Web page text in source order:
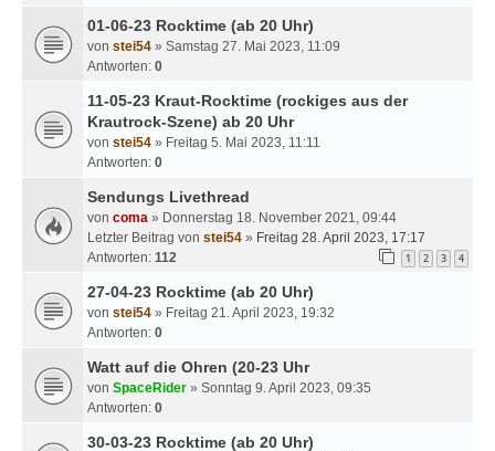
01-06-23 Rocktime (ab 20 Uhr)
von stei54 » Samstag 27. Mai 2023, 11:09
Antworten: 0
11-05-23 Kraut-Rocktime (rockiges aus der
Krautrock-Szene) ab 20 Uhr
von stei54 » Freitag 5. Mai 2023, 11:11
Antworten: 0
Sendungs Livethread
von coma » Donnerstag 18. November 2021, 09:44
Letzter Beitrag von stei54 » Freitag 28. April 2023, 17:17
Antworten: 112 1 2 3 4
27-04-23 Rocktime (ab 20 Uhr)
von stei54 » Freitag 21. April 2023, 19:32
Antworten: 0
Watt auf die Ohren (20-23 Uhr
von SpaceRider » Sonntag 9. April 2023, 09:35
Antworten: 0
30-03-23 Rocktime (ab 20 Uhr)